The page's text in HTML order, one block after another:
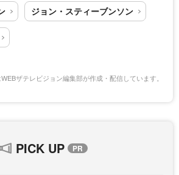
ジョン・スティーブンソン
ザテレビジョン編集部が作成・配信しています。
PICK UP